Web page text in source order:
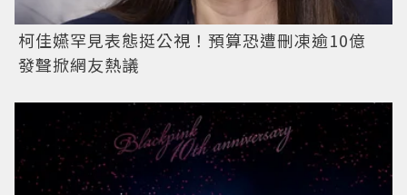
柯佳嬿罕見表態挺公視！預算恐遭刪凍逾10億
發聲掀網友熱議